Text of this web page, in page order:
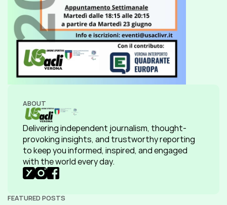
ABOUT
Delivering independent journalism, thought-
provoking insights, and trustworthy reporting
to keep you informed, inspired, and engaged
with the world every day.
FEATURED POSTS